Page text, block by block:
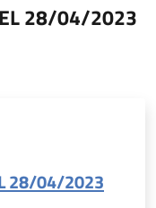
28/04/2023
28/04/2023